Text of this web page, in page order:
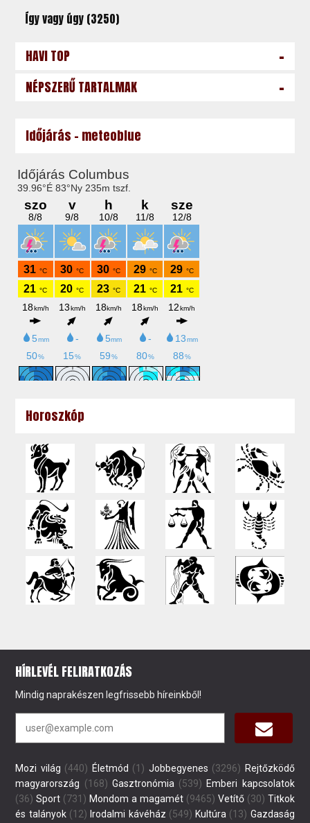
Így vagy úgy (3250)
HAVI TOP -
NÉPSZERŰ TARTALMAK -
Időjárás - meteoblue
Horoszkóp
HÍRLEVÉL FELIRATKOZÁS
Mindig naprakészen legfrissebb híreinkből!
Mozi világ (440) Életmód (1) Jobbegyenes (3296) Rejtőzködő
magyarország (168) Gasztronómia(539) Emberi kapcsolatok
(36) Sport (731) Mondom a magamét (9465) Vetítő(30) Titkok
és talányok(12) Irodalmi kávéház (549) Kultúra (13) Gazdaság